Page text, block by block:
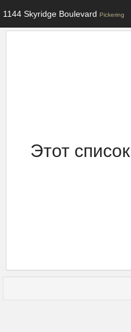
1144 Skyridge Boulevard Pickering
Этот